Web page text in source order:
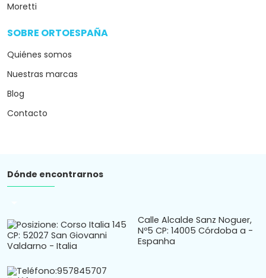
Moretti
SOBRE ORTOESPAÑA
Quiénes somos
Nuestras marcas
Blog
Contacto
Dónde encontrarnos
Calle Alcalde Sanz Noguer,
Nº5 CP: 14005 Córdoba a -
Espanha
Teléfono:957845707